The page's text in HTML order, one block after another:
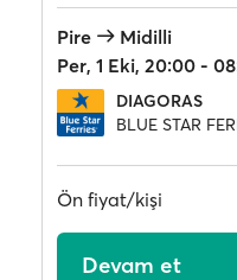
Pire
Midilli
Per, 1 Eki, 20:00 -
DIAGORAS
BLUE STAR
Ön fiyat/kişi
Devam et